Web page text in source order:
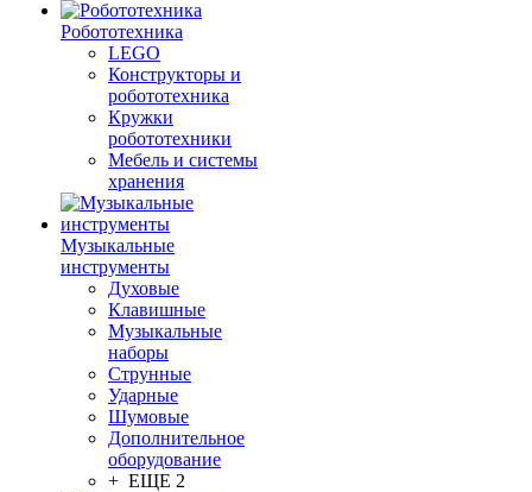
Робототехника
LEGO
Конструкторы и
робототехника
Кружки
робототехники
Мебель и системы
хранения
Музыкальные
инструменты
Духовые
Клавишные
Музыкальные
наборы
Струнные
Ударные
Шумовые
Дополнительное
оборудование
+ ЕЩЕ 2